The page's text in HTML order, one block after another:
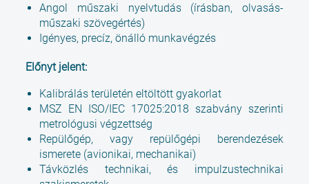
Angol műszaki nyelvtudás (írásban, olvasás-
műszaki szövegértés)
Igényes, precíz, önálló munkavégzés
Előnyt jelent:
Kalibrálás területén eltöltött gyakorlat
MSZ EN ISO/IEC 17025:2018 szabvány szerinti
metrológusi végzettség
Repülőgép, vagy repülőgépi berendezések
ismerete (avionikai, mechanikai)
Távközlés technikai, és impulzustechnikai